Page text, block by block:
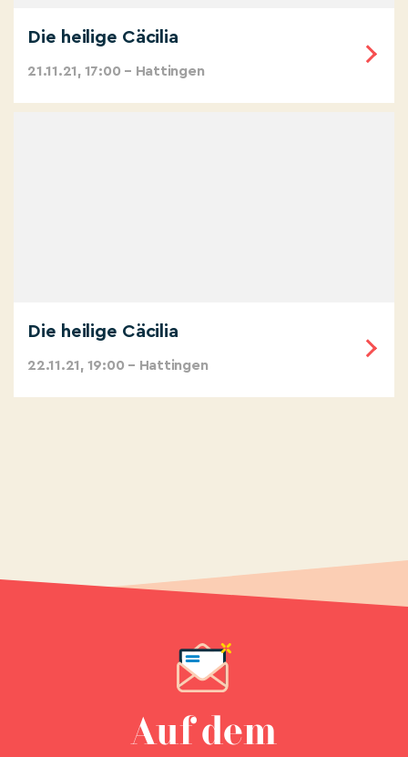
Die heilige Cäcilia
21.11.21, 17:00 – Hattingen
Die heilige Cäcilia
22.11.21, 19:00 – Hattingen
Auf dem